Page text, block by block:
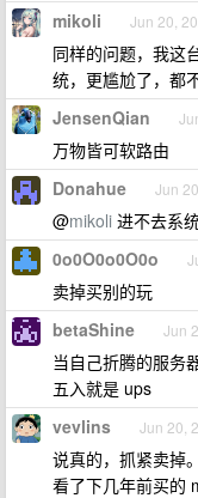
mikoli Jun 20,
同样的问题，我这
统，更尴尬了，都
JensenQian
万物皆可软路由
Donahue Jun
@mikoli 进不去系
0o0O0o0O0o
卖掉买别的玩
betaShine Jun
当自己折腾的服务
五入就是 ups
vevlins Jun 20,
说真的，抓紧卖掉
看了下几年前买的